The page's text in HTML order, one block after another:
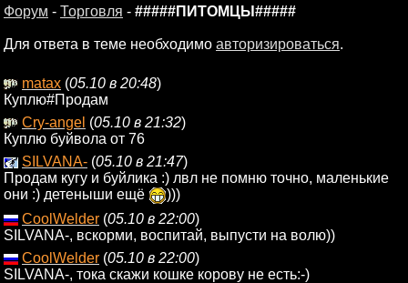
Форум - Торговля - #####ПИТОМЦЫ#####
Для ответа в теме необходимо авторизироваться.
matax (05.10 в 20:48)
Куплю#Продам
Cry-angel (05.10 в 21:32)
Куплю буйвола от 76
SILVANA- (05.10 в 21:47)
Продам кугу и буйлика :) лвл не помню точно, маленькие
они :) детеныши ещё
)))
CoolWelder (05.10 в 22:00)
SILVANA-, вскорми, воспитай, выпусти на волю))
CoolWelder (05.10 в 22:00)
SILVANA-, тока скажи кошке корову не есть:-)